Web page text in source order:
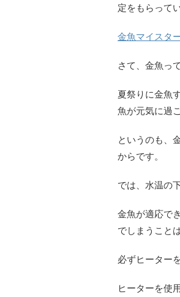
定をもらって
金魚マイスタ
さて、金魚っ
夏祭りに金魚
魚が元気に過
というのも、
からです。
では、水温の
金魚が適応で
でしまうこと
必ずヒーター
ヒーターを使